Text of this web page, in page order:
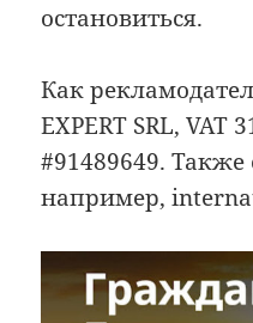
остановиться.
Как
EXPERT SRL, VAT
#91489649. Также
например,